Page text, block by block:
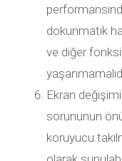
dokunmatik
ve diğer
Ekran
sorununun
koruyucu